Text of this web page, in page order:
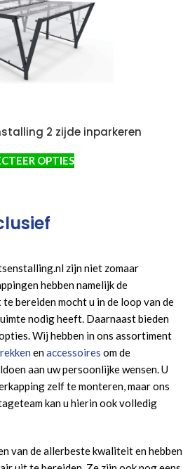
2 zijde inparkeren
OPTIES
zijn niet zomaar
hebben namelijk de
bereiden mocht u in de loop van de
nodig heeft. Daarnaast bieden
Wij hebben in ons assortiment
enaccessoires om de
aan uw persoonlijke wensen. U
zelf te monteren, maar ons
kan u hierin ook volledig
van de allerbeste kwaliteit en hebben